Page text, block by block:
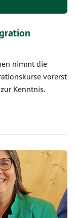
nimmt die
vorerst
Kenntnis.